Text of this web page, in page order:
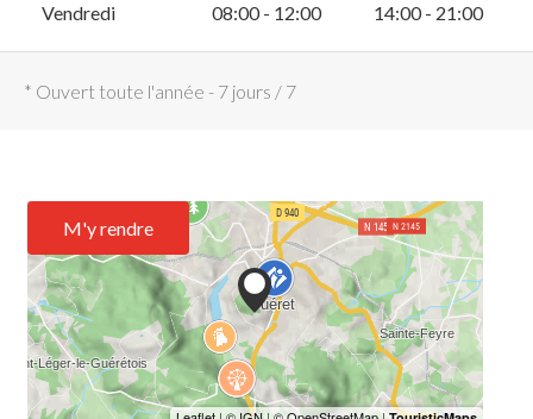
Vendredi 08:00 - 12:00 14:00 - 21:00
* Ouvert toute l'année - 7 jours / 7
M'y rendre